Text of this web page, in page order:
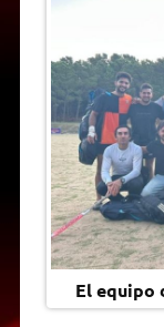
p
r
a
m
e
r
o
k
El equipo